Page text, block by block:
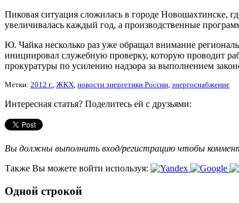
Пиковая ситуация сложилась в городе Новошахтинске,
увеличивалась каждый год, а производственные
Ю. Чайка несколько раз уже обращал внимание
инициировал служебную проверку, которую проводит
прокуратуры по усилению надзора за выполнением
Метки: 2012 г., ЖКХ, новости энергетики России, энергоснабжение
Интересная статья? Поделитесь ей с друзьями:
Вы должны выполнить вход/регистрацию чтобы
Также Вы можете войти используя:
Одной строкой